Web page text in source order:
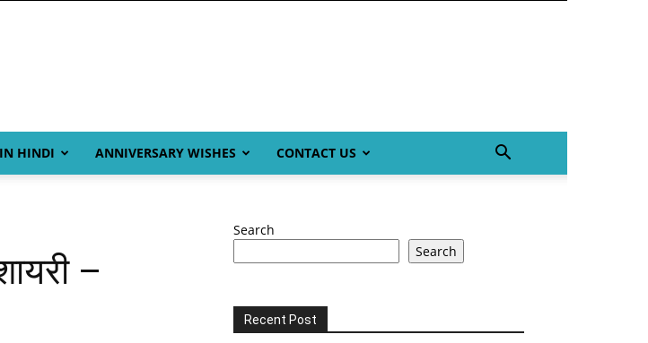
HINDI ANNIVERSARY WISHES CONTACT US
–
Search
Search
Recent Post